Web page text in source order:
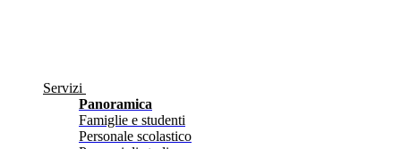
Servizi
Panoramica
Famiglie e studenti
Personale scolastico